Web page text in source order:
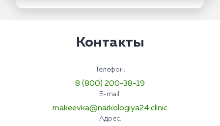
Контакты
Телефон:
8 (800) 200-38-19
E-mail:
makeevka@narkologiya24.clinic
Адрес: